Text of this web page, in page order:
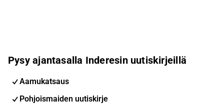
Pysy ajantasalla Inderesin uutiskirjeillä
Aamukatsaus
Pohjoismaiden uutiskirje